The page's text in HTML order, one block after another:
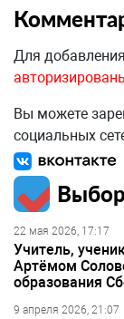
Для
Вы можете
социальных
22 мая 2026, 17:17
Учитель,
Артёмом
образования
9 апреля 2026, 21:07